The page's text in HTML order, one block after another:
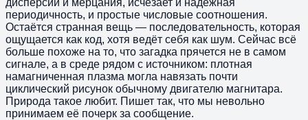
периодичность, и простые числовые соотношения.
Остаётся странная вещь — последовательность, которая
ощущается как код, хотя ведёт себя как шум. Сейчас всё
больше похоже на то, что загадка прячется не в самом
сигнале, а в среде рядом с источником: плотная
намагниченная плазма могла навязать почти
циклический рисунок обычному двигателю магнитара.
Природа такое любит. Пишет так, что мы невольно
принимаем её почерк за сообщение.